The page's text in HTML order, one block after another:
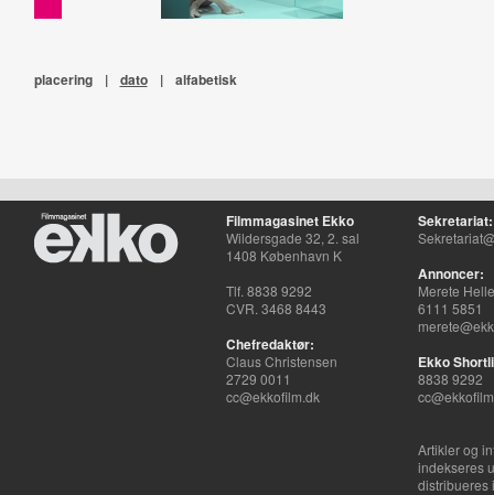
placering | dato | alfabetisk
Filmmagasinet Ekko
Wildersgade 32, 2. sal
1408 København K
Tlf. 8838 9292
CVR. 3468 8443
Chefredaktør:
Claus Christensen
2729 0011
cc@ekkofilm.dk
Sekretariat:
Annoncer:
Merete
6111 5851
Ekko
8838 9292
Artikler og
indekseres
distribueres